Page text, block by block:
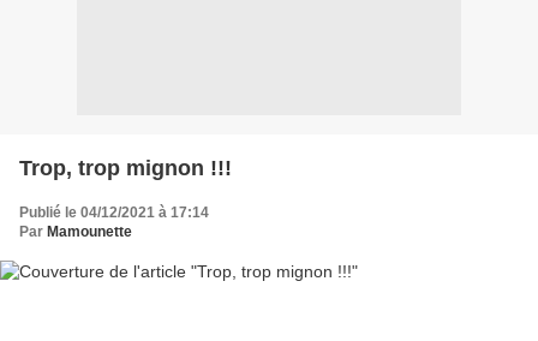
Trop, trop mignon !!!
Publié le 04/12/2021 à 17:14
Par Mamounette